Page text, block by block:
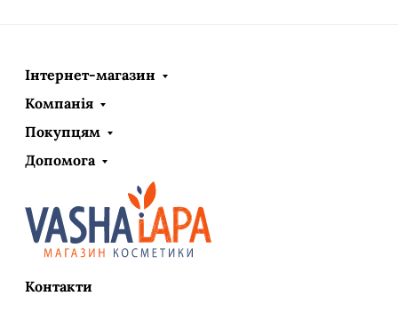
Інтернет-магазин
Компанія
Покупцям
Допомога
Контакти